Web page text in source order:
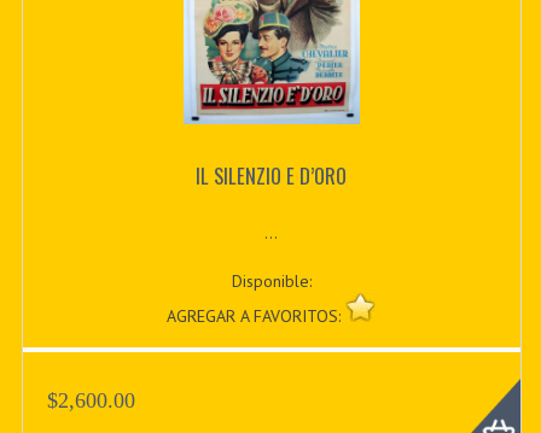
IL SILENZIO E D’ORO
...
Disponible:
AGREGAR A FAVORITOS:
$2,600.00